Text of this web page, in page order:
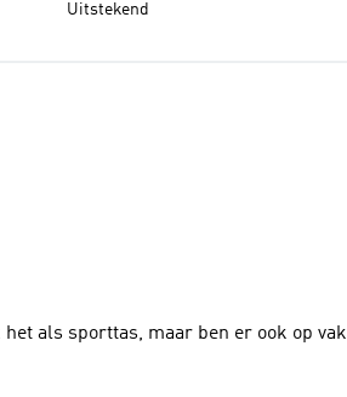
Uitstekend
als sporttas, maar ben er ook op